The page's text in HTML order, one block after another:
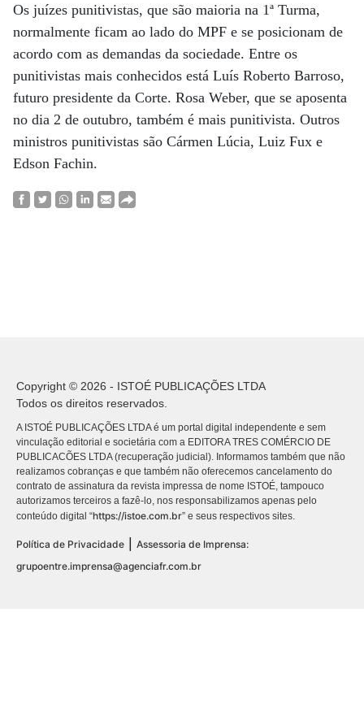
Os juízes punitivistas, que são maioria na 1ª Turma,
normalmente ficam ao lado do MPF e se posicionam de
acordo com as demandas da sociedade. Entre os
punitivistas mais conhecidos está Luís Roberto Barroso,
futuro presidente da Corte. Rosa Weber, que se aposenta
no dia 2 de outubro, também é mais punitivista. Outros
ministros punitivistas são Cármen Lúcia, Luiz Fux e
Edson Fachin.
Copyright © 2026 - ISTOÉ PUBLICAÇÕES LTDA
Todos os direitos reservados.
A ISTOÉ PUBLICAÇÕES LTDA é um portal digital independente e sem
vinculação editorial e societária com a EDITORA TRES COMÉRCIO DE
PUBLICACÕES LTDA (recuperação judicial). Informamos também que não
realizamos cobranças e que também não oferecemos cancelamento do
contrato de assinatura da revista impressa de nome ISTOÉ, tampouco
autorizamos terceiros a fazê-lo, nos responsabilizamos apenas pelo
conteúdo digital “https://istoe.com.br” e seus respectivos sites.
Política de Privacidade
Assessoria de Imprensa:
grupoentre.imprensa@agenciafr.com.br